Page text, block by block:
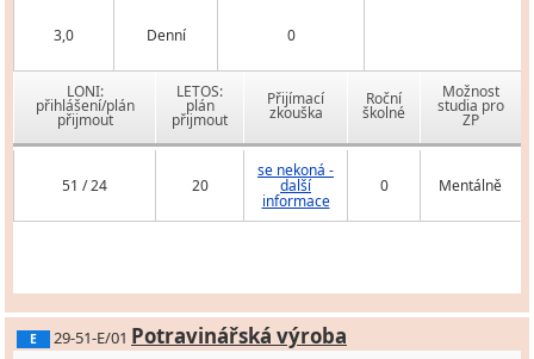
3,0 Denní 0
LONI:
přihlášení/plán
přijmout
LETOS:
plán
přijmout
Přijímací
zkouška
Roční
školné
Možnost
studia pro
ZP
51 / 24 20
se nekoná -
další
informace
0 Mentálně
E 29-51-E/01 Potravinářská výroba